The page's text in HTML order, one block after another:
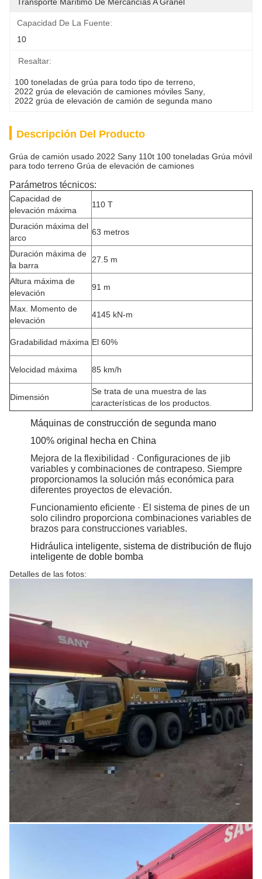
Capacidad De La Fuente:
10
Resaltar:
100 toneladas de grúa para todo tipo de terreno
2022 grúa de elevación de camiones móviles Sany
2022 grúa de elevación de camión de segunda mano
Descripción Del Producto
Grúa de camión usado 2022 Sany 110t 100 toneladas Grúa móvil
para todo terreno Grúa de elevación de camiones
Parámetros técnicos:
Capacidad de
elevación máxima
110 T
Duración máxima del
arco
63 metros
Duración máxima de
la barra
27.5 m
Altura máxima de
elevación
91 m
Max. Momento de
elevación
4145 kN-m
Gradabilidad máxima El 60%
Velocidad máxima 85 km/h
Dimensión
Se trata de una muestra de las
características de los productos.
Máquinas de construcción de segunda mano
100% original hecha en China
Mejora de la flexibilidad · Configuraciones de jib
variables y combinaciones de contrapeso. Siempre
proporcionamos la solución más económica para
diferentes proyectos de elevación.
Funcionamiento eficiente · El sistema de pines de un
solo cilindro proporciona combinaciones variables de
brazos para construcciones variables.
Hidráulica inteligente, sistema de distribución de flujo
inteligente de doble bomba
Detalles de las fotos: